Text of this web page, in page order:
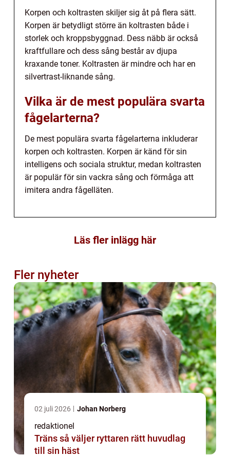
Korpen och koltrasten skiljer sig åt på flera sätt.
Korpen är betydligt större än koltrasten både i
storlek och kroppsbyggnad. Dess näbb är också
kraftfullare och dess sång består av djupa
kraxande toner. Koltrasten är mindre och har en
silvertrast-liknande sång.
Vilka är de mest populära svarta
fågelarterna?
De mest populära svarta fågelarterna inkluderar
korpen och koltrasten. Korpen är känd för sin
intelligens och sociala struktur, medan koltrasten
är populär för sin vackra sång och förmåga att
imitera andra fågelläten.
Läs fler inlägg här
Fler nyheter
02 juli 2026 Johan Norberg
redaktionel
Träns så väljer ryttaren rätt huvudlag
till sin häst